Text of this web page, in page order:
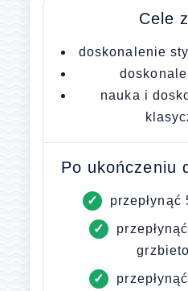
Cele
doskonalenie
nauka i
Po ukończeniu
przepłynąć